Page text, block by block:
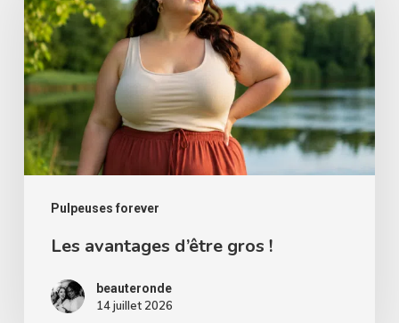
Pulpeuses forever
d’être
gros
!
Les avantages d’être gros !
beauteronde
14 juillet 2026